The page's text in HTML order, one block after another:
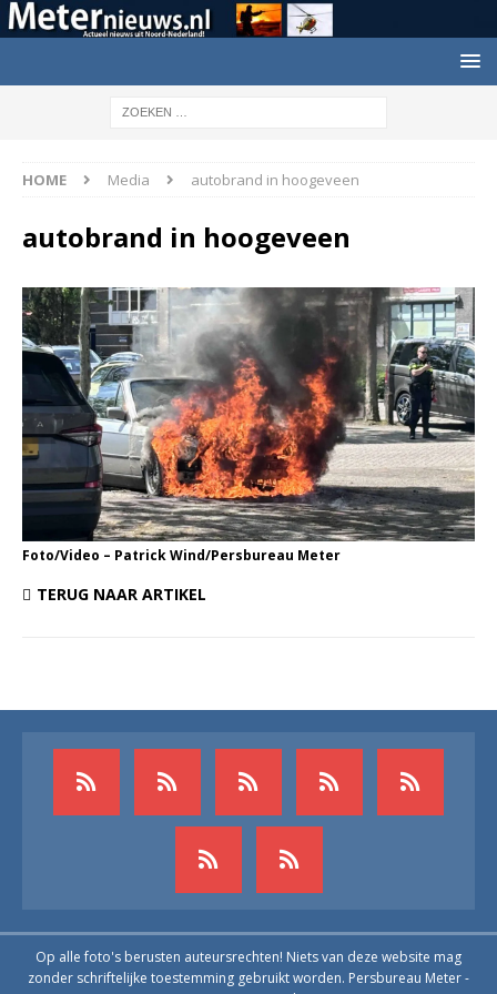
HOME Media autobrand in hoogeveen
autobrand in hoogeveen
Foto/Video – Patrick Wind/Persbureau Meter
TERUG NAAR ARTIKEL
Op alle foto's berusten auteursrechten! Niets van deze website mag
zonder schriftelijke toestemming gebruikt worden. Persbureau Meter -